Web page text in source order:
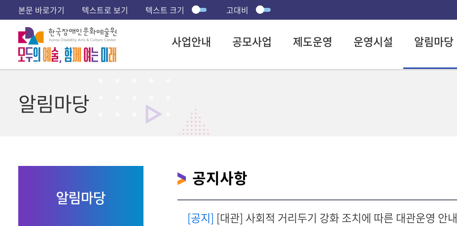
본문 바로가기 텍스트로 보기 텍스트 크기 고대비
사업안내 공모사업 제도운영 운영시설 알림마당
알림마당
알림마당
공지사항
[공지] [대관] 사회적 거리두기 강화 조치에 따른 대관운영 안내